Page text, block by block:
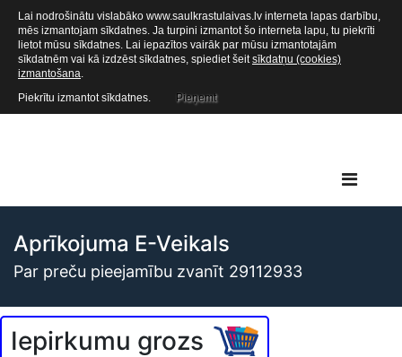
Aprīkojuma E-Veikals
Par preču pieejamību zvanīt 29112933
Iepirkumu grozs
Lai nodrošinātu vislabāko www.saulkrastulaivas.lv interneta lapas darbību,
mēs izmantojam sīkdatnes. Ja turpini izmantot šo interneta lapu, tu piekrīti
lietot mūsu sīkdatnes. Lai iepazītos vairāk par mūsu izmantotajām
sīkdatnēm vai kā izdzēst sīkdatnes, spiediet šeitsīkdatņu (cookies)
izmantošana.
Piekrītu izmantot sīkdatnes.
Pieņemt